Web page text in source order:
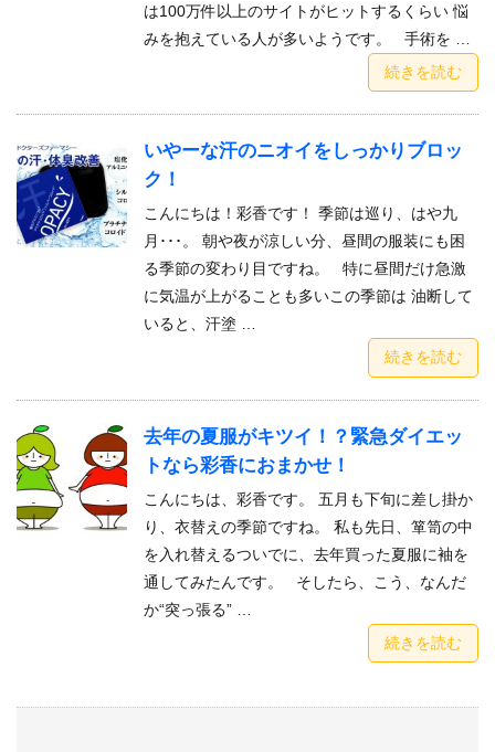
は100万件以上のサイトがヒットするくらい 悩
みを抱えている人が多いようです。 手術を …
続きを読む
いやーな汗のニオイをしっかりブロッ
ク！
こんにちは！彩香です！ 季節は巡り、はや九
月･･･。 朝や夜が涼しい分、昼間の服装にも困
る季節の変わり目ですね。 特に昼間だけ急激
に気温が上がることも多いこの季節は 油断して
いると、汗塗 …
続きを読む
去年の夏服がキツイ！？緊急ダイエッ
トなら彩香におまかせ！
こんにちは、彩香です。 五月も下旬に差し掛か
り、衣替えの季節ですね。 私も先日、箪笥の中
を入れ替えるついでに、去年買った夏服に袖を
通してみたんです。 そしたら、こう、なんだ
か“突っ張る” …
続きを読む